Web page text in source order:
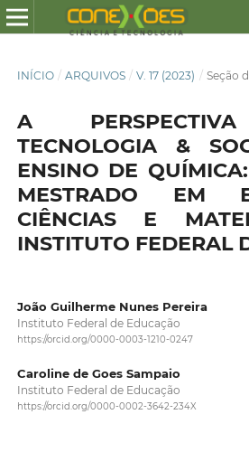
INÍCIO / ARQUIVOS / V. 17 (2023) / Seção
A
TECNOLOGIA &
ENSINO DE
MESTRADO EM
CIÊNCIAS E
INSTITUTO FEDERAL
João Guilherme Nunes Pereira
Instituto Federal de Educação
https://orcid.org/0000-0003-1210-0247
Caroline de Goes Sampaio
Instituto Federal de Educação
https://orcid.org/0000-0002-3642-234X